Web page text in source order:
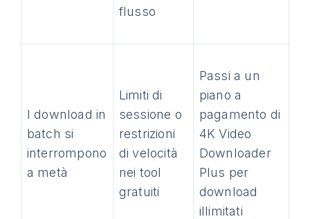
flusso
I download in
batch si
interrompono
a metà
Limiti di
sessione o
restrizioni
di velocità
nei tool
gratuiti
Passi a un
piano a
pagamento di
4K Video
Downloader
Plus per
download
illimitati